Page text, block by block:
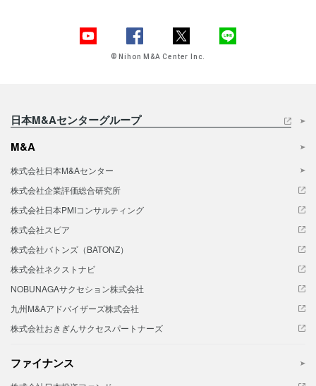
© Nihon M&A Center Inc.
日本M&Aセンターグループ
M&A
株式会社日本M&Aセンター
株式会社企業評価総合研究所
株式会社日本PMIコンサルティング
株式会社スピア
株式会社バトンズ（BATONZ）
株式会社ネクストナビ
NOBUNAGAサクセション株式会社
九州M&Aアドバイザーズ株式会社
株式会社おきぎんサクセスパートナーズ
ファイナンス